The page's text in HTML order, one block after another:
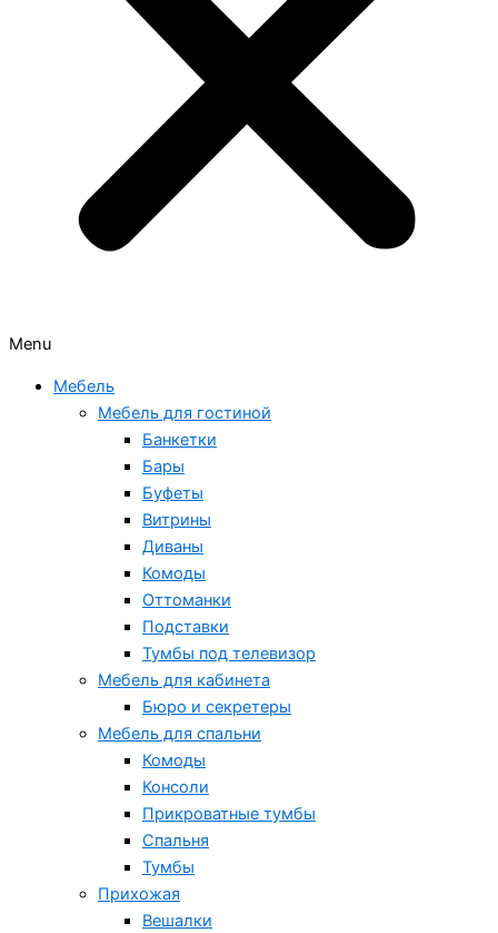
Menu
Мебель
Мебель для гостиной
Банкетки
Бары
Буфеты
Витрины
Диваны
Комоды
Оттоманки
Подставки
Тумбы под телевизор
Мебель для кабинета
Бюро и секретеры
Мебель для спальни
Комоды
Консоли
Прикроватные тумбы
Спальня
Тумбы
Прихожая
Вешалки